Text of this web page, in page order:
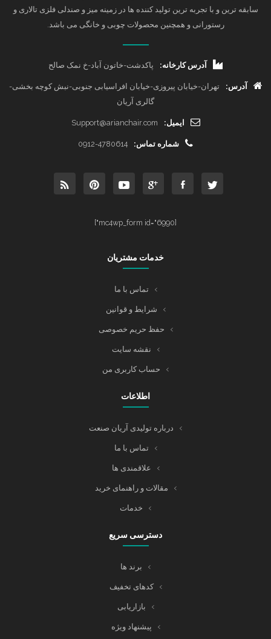
سابقه ترین و با تجربه ترین تولید کننده ها در زمینه میز و صندلی فلزی تالاری و
رستورانی و همچنین محصولات چوبی و خانگی می باشد.
آدرس کارخانه: پاکدشت-خاتون آباد-خ نمک صالح
آدرس:
تهران-خیابان پیروزی-خیابان افراسیابی جنوبی-نبش کوچه بخشی-
گالری آریان
ایمیل: Support@arianchair.com
شماره تماس: 0912-4780614
[mc4wp_form id="6990"]
خدمات مشتریان
تماس با ما
شرایط و قوانین
حفظ حریم خصوصی
نقشه سایت
حساب کاربری من
اطلاعات
درباره تولیدی آریان صنعت
تماس با ما
علاقمندی ها
مقالات و راهنمای خرید
خدمات
دسترسی سریع
برند ها
کدهای تخفیف
بازاریابی
پیشنهاد ویژه